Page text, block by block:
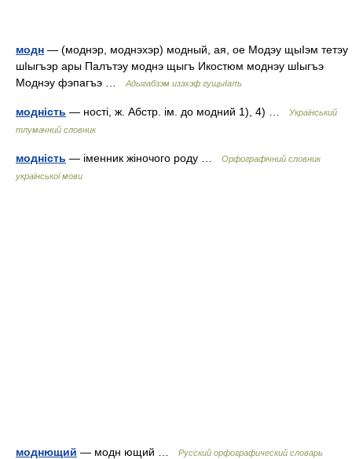
модн — (моднэр, моднэхэр) модный, ая, ое Модэу щыIэм тетэу
шIыгъэр ары Палътэу моднэ щыгъ Икостюм моднэу шIыгъэ
Моднэу фэпагъэ …
Адыгабзэм изэхэф гущыIалъ
модність — ності, ж. Абстр. ім. до модний 1), 4) …
Український
тлумачний словник
модність — іменник жіночого роду …
Орфографічний словник
української мови
моднющий — модн ющий … Русский орфографический словарь